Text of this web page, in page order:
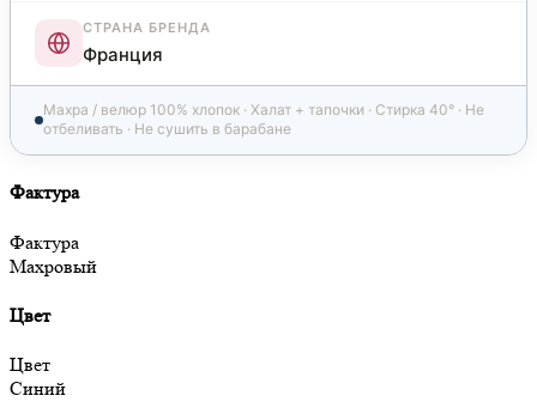
СТРАНА БРЕНДА
Франция
Махра / велюр 100% хлопок · Халат + тапочки · Стирка 40° · Не
отбеливать · Не сушить в барабане
Фактура
Фактура
Махровый
Цвет
Цвет
Синий